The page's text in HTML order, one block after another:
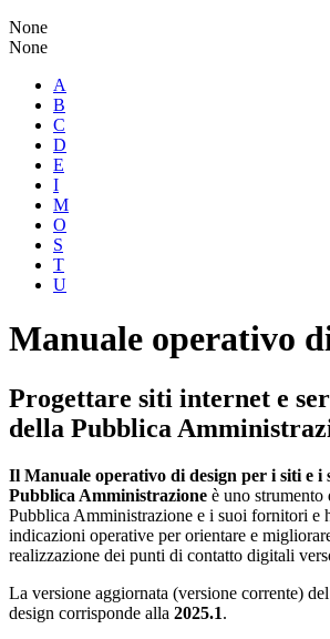
None
None
A
B
C
D
E
I
M
O
S
T
U
Manuale operativo
Progettare siti internet e
della Pubblica
Il Manuale operativo di design per i siti e i
Pubblica Amministrazione è uno
Pubblica Amministrazione e i suoi fornitori e
indicazioni operative per orientare e
realizzazione dei punti di contatto digitali
La versione aggiornata (versione corrente)
design corrisponde alla 2025.1.